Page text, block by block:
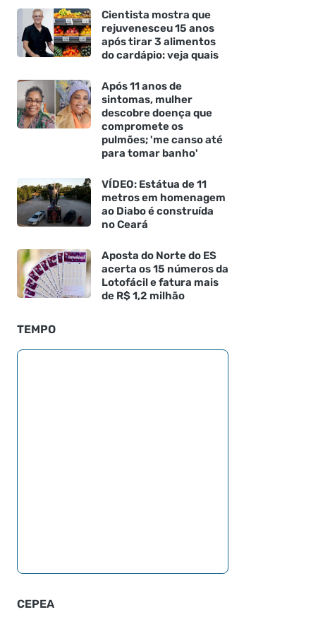
Cientista mostra que
rejuvenesceu 15 anos
após tirar 3 alimentos
do cardápio: veja quais
Após 11 anos de
sintomas, mulher
descobre doença que
compromete os
pulmões; 'me canso até
para tomar banho'
VÍDEO: Estátua de 11
metros em homenagem
ao Diabo é construída
no Ceará
Aposta do Norte do ES
acerta os 15 números da
Lotofácil e fatura mais
de R$ 1,2 milhão
TEMPO
CEPEA